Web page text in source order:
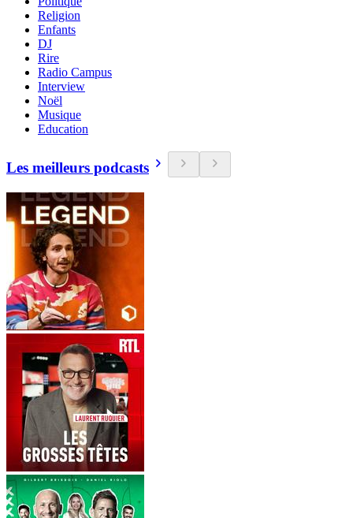
Religion
Enfants
DJ
Rire
Radio Campus
Interview
Noël
Musique
Education
Les meilleurs podcasts